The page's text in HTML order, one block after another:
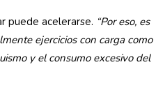
puede acelerarse. “Por eso, es
ejercicios con carga como
y el consumo excesivo del